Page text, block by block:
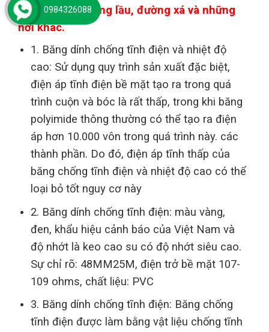
trên mặt đất, tầng lầu, đường xá và những
nơi khác.
1. Băng dính chống tĩnh điện và nhiệt độ
cao: Sử dụng quy trình sản xuất đặc biệt,
điện áp tĩnh điện bề mặt tạo ra trong quá
trình cuộn và bóc là rất thấp, trong khi băng
polyimide thông thường có thể tạo ra điện
áp hơn 10.000 vôn trong quá trình này. các
thành phần. Do đó, điện áp tĩnh thấp của
băng chống tĩnh điện và nhiệt độ cao có thể
loại bỏ tốt nguy cơ này
2. Băng dính chống tĩnh điện: màu vàng,
đen, khẩu hiệu cảnh báo của Việt Nam và
độ nhớt là keo cao su có độ nhớt siêu cao.
Sự chỉ rõ: 48MM25M, điện trở bề mặt 107-
109 ohms, chất liệu: PVC
3. Băng dính chống tĩnh điện: Băng chống
tĩnh điện được làm bằng vật liệu chống tĩnh
0984326088